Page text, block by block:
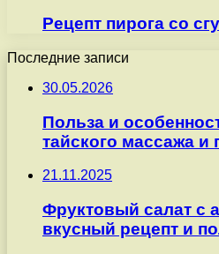
Рецепт пирога со
Последние записи
30.05.2026
Польза и
тайского массажа
21.11.2025
Фруктовый салат с
вкусный рецепт и